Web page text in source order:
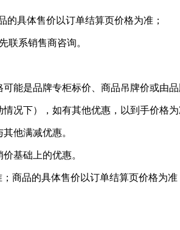
的具体售价以订单结算页价格为准；
联系销售商咨询。
能是品牌专柜标价、商品吊牌价或由品
况下），如有其他优惠，以到手价格为
他满减优惠。
基础上的优惠。
商品的具体售价以订单结算页价格为